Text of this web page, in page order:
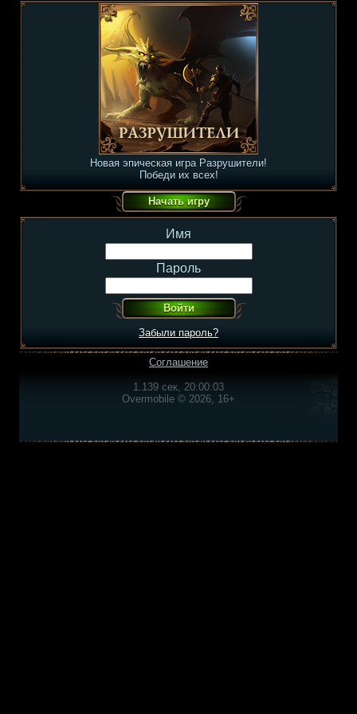
Новая эпическая игра Разрушители!
Победи их всех!
Имя
Пароль
Забыли пароль?
Соглашение
1.139 сек, 20:00:03
Overmobile © 2026, 16+